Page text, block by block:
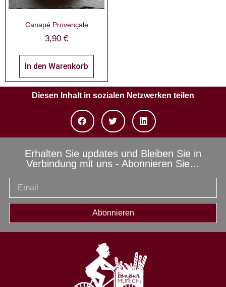
Canapé Provençale
3,90 €
In den Warenkorb
Diesen Inhalt in sozialen Netzwerken teilen
Erhalten Sie updates und Bleiben Sie in
Verbindung mit uns - Abonnieren Sie…
Abonnieren